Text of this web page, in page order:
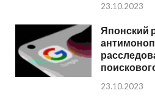
23.10.2023
Японский
23.10.2023